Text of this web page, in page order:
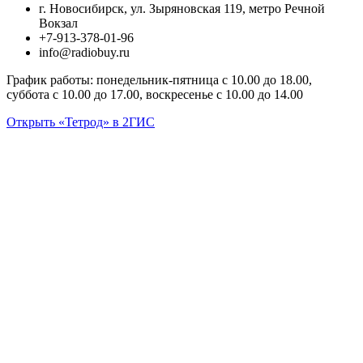
г. Новосибирск, ул. Зыряновская 119, метро Речной
Вокзал
+7-913-378-01-96
info@radiobuy.ru
График работы: понедельник-пятница с 10.00 до 18.00,
суббота с 10.00 до 17.00, воскресенье с 10.00 до 14.00
Открыть «Тетрод» в 2ГИС